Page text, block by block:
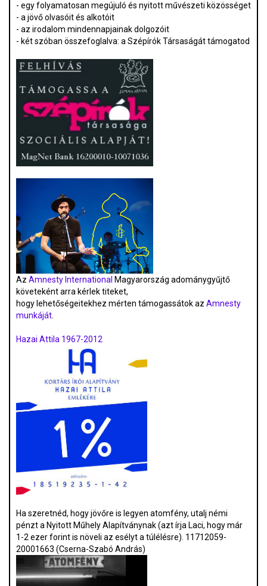
- egy folyamatosan megújuló és nyitott művészeti közösséget
- a jövő olvasóit és alkotóit
- az irodalom mindennapjainak dolgozóit
- két szóban összefoglalva: a Szépírók Társaságát támogatod
Az Amnesty International Magyarország adománygyűjtő
követeként arra kérlek titeket,
hogy lehetőségeitekhez mérten támogassátok az Amnesty
munkáját.
Hazai Attila 1967-2012
Ha szeretnéd, hogy jövőre is legyen atomfény, utalj némi
pénzt a Nyitott Műhely Alapítványnak (azt írja Laci, hogy már
1-2 ezer forint is növeli az esélyt a túlélésre). 11712059-
20001663 (Cserna-Szabó András)